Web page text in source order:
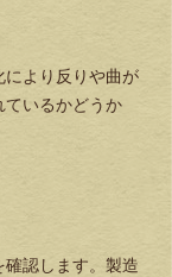
により反りや曲が
ているかどうか
認します。製造